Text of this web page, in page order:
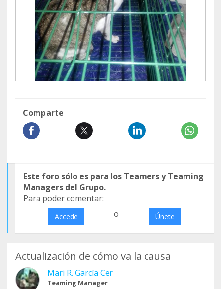
Comparte
Este foro sólo es para los Teamers y Teaming
Managers del Grupo.
Para poder comentar:
Accede o Únete
Actualización de cómo va la causa
Mari R. García Cer
Teaming Manager